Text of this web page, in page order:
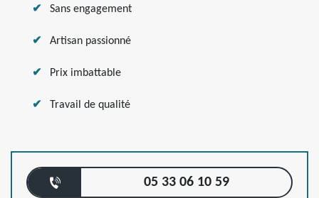
Sans engagement
Artisan passionné
Prix imbattable
Travail de qualité
05 33 06 10 59